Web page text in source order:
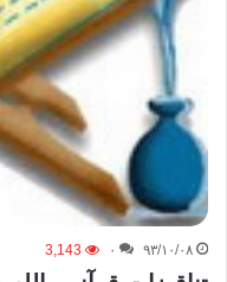
۹۳/۱۰/۰۸ ۰ 3,143